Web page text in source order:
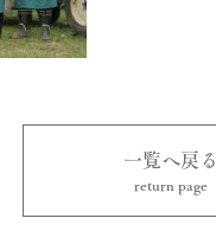
一覧へ戻る
return page